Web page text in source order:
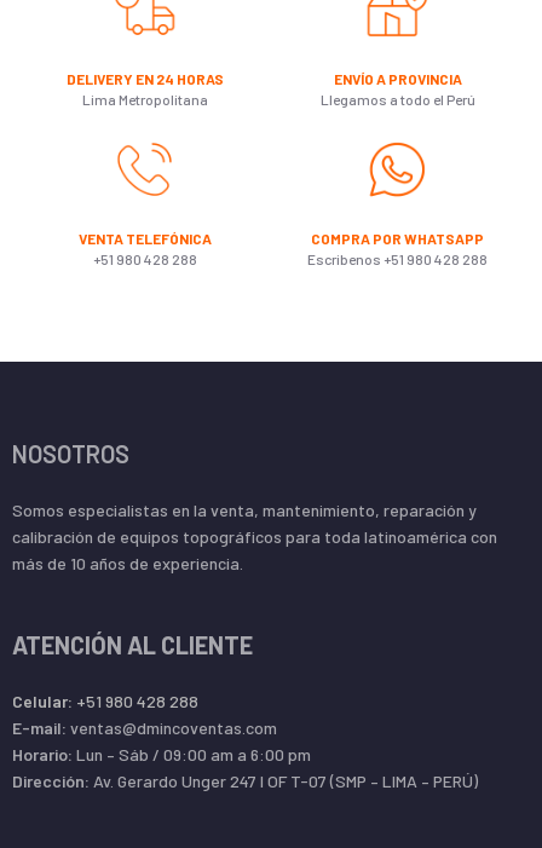
DELIVERY EN 24 HORAS
Lima Metropolitana
ENVÍO A PROVINCIA
Llegamos a todo el Perú
VENTA TELEFÓNICA
+51 980 428 288
COMPRA POR WHATSAPP
Escribenos +51 980 428 288
NOSOTROS
Somos especialistas en la venta, mantenimiento, reparación y
calibración de equipos topográficos para toda latinoamérica con
más de 10 años de experiencia.
ATENCIÓN AL CLIENTE
Celular: +51 980 428 288
E-mail: ventas@dmincoventas.com
Horario: Lun – Sáb / 09:00 am a 6:00 pm
Dirección: Av. Gerardo Unger 247 l OF T-07 (SMP – LIMA – PERÚ)